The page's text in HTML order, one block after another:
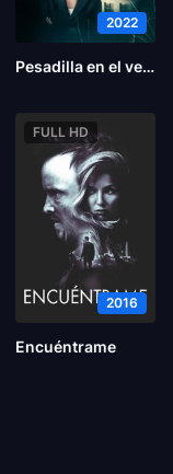
2022
Pesadilla en el vecindario
FULL HD
2016
Encuéntrame